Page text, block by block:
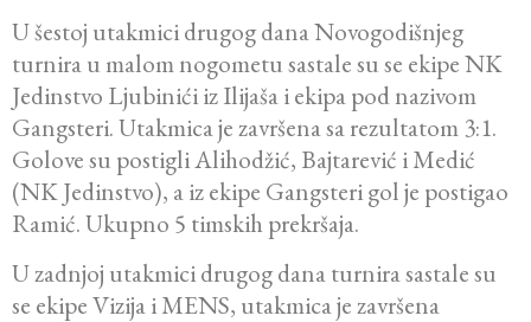
U šestoj utakmici drugog dana Novogodišnjeg
turnira u malom nogometu sastale su se ekipe NK
Jedinstvo Ljubinići iz Ilijaša i ekipa pod nazivom
Gangsteri. Utakmica je završena sa rezultatom 3:1.
Golove su postigli Alihodžić, Bajtarević i Medić
(NK Jedinstvo), a iz ekipe Gangsteri gol je postigao
Ramić. Ukupno 5 timskih prekršaja.
U zadnjoj utakmici drugog dana turnira sastale su
se ekipe Vizija i MENS, utakmica je završena